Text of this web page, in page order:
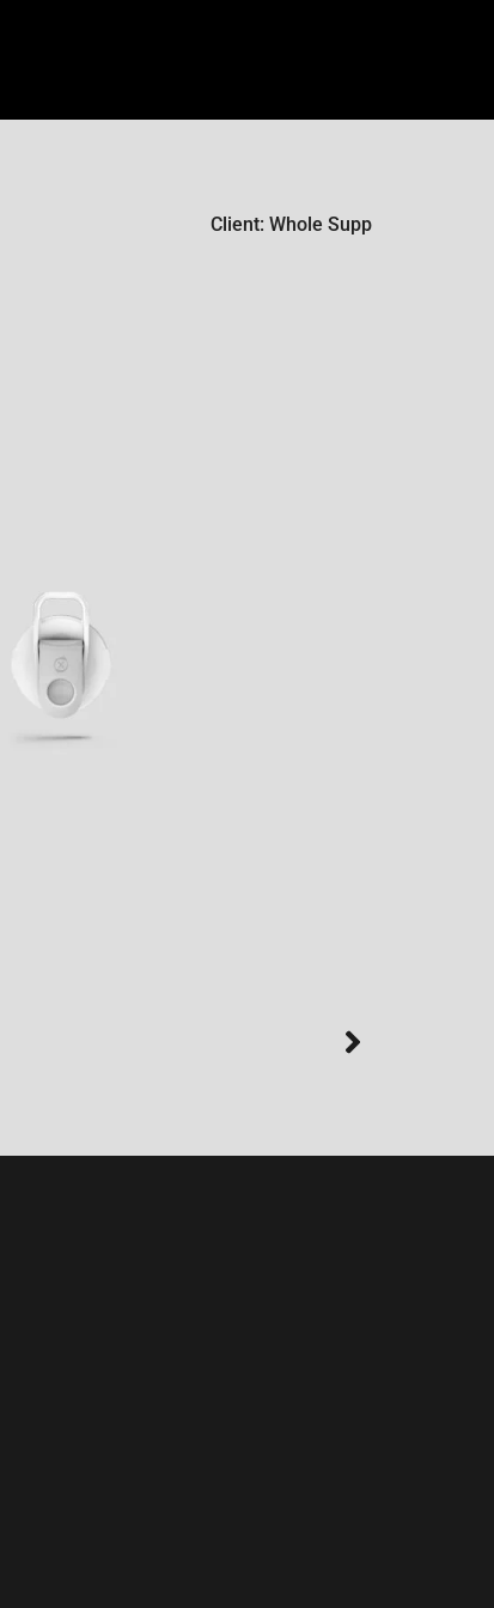
Client: Whole Supp